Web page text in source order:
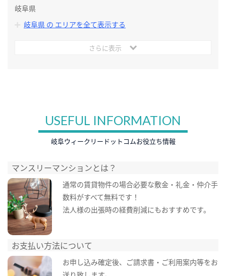
岐阜県
岐阜県 の エリアを全て表示する
さらに表示
USEFUL INFORMATION
岐阜ウィークリードットコムお役立ち情報
マンスリーマンションとは？
通常の賃貸物件の場合必要な敷金・礼金・仲介手
数料がすべて無料です！
法人様の出張時の経費削減にもおすすめです。
お支払い方法について
お申し込み確定後、ご請求書・ご利用案内等をお